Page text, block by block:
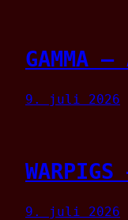
GAMMA –
9. juli 2026
WARPIGS
9. juli 2026